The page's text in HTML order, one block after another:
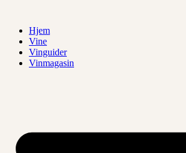
indholdHjem
Vine
Vinguider
Vinmagasin